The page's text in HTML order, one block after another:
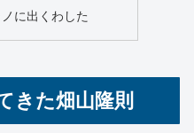
に出くわした
きた畑山隆則